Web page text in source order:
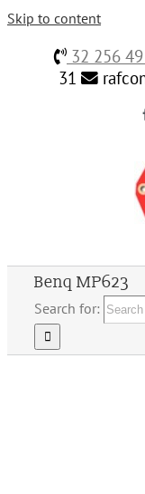
Skip to content
32 256
31
Benq MP623
Search for: